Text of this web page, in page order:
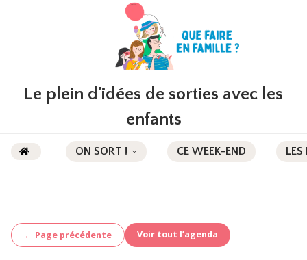
Le plein d'idées de sorties avec les
enfants
ON SORT ! CE WEEK-END LES
← Page précédente Voir tout l’agenda